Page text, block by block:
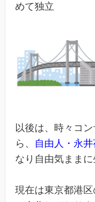
めて独立
以後は、時々コ
ら、 自由人・永
なり自由気まま
現在は東京都港